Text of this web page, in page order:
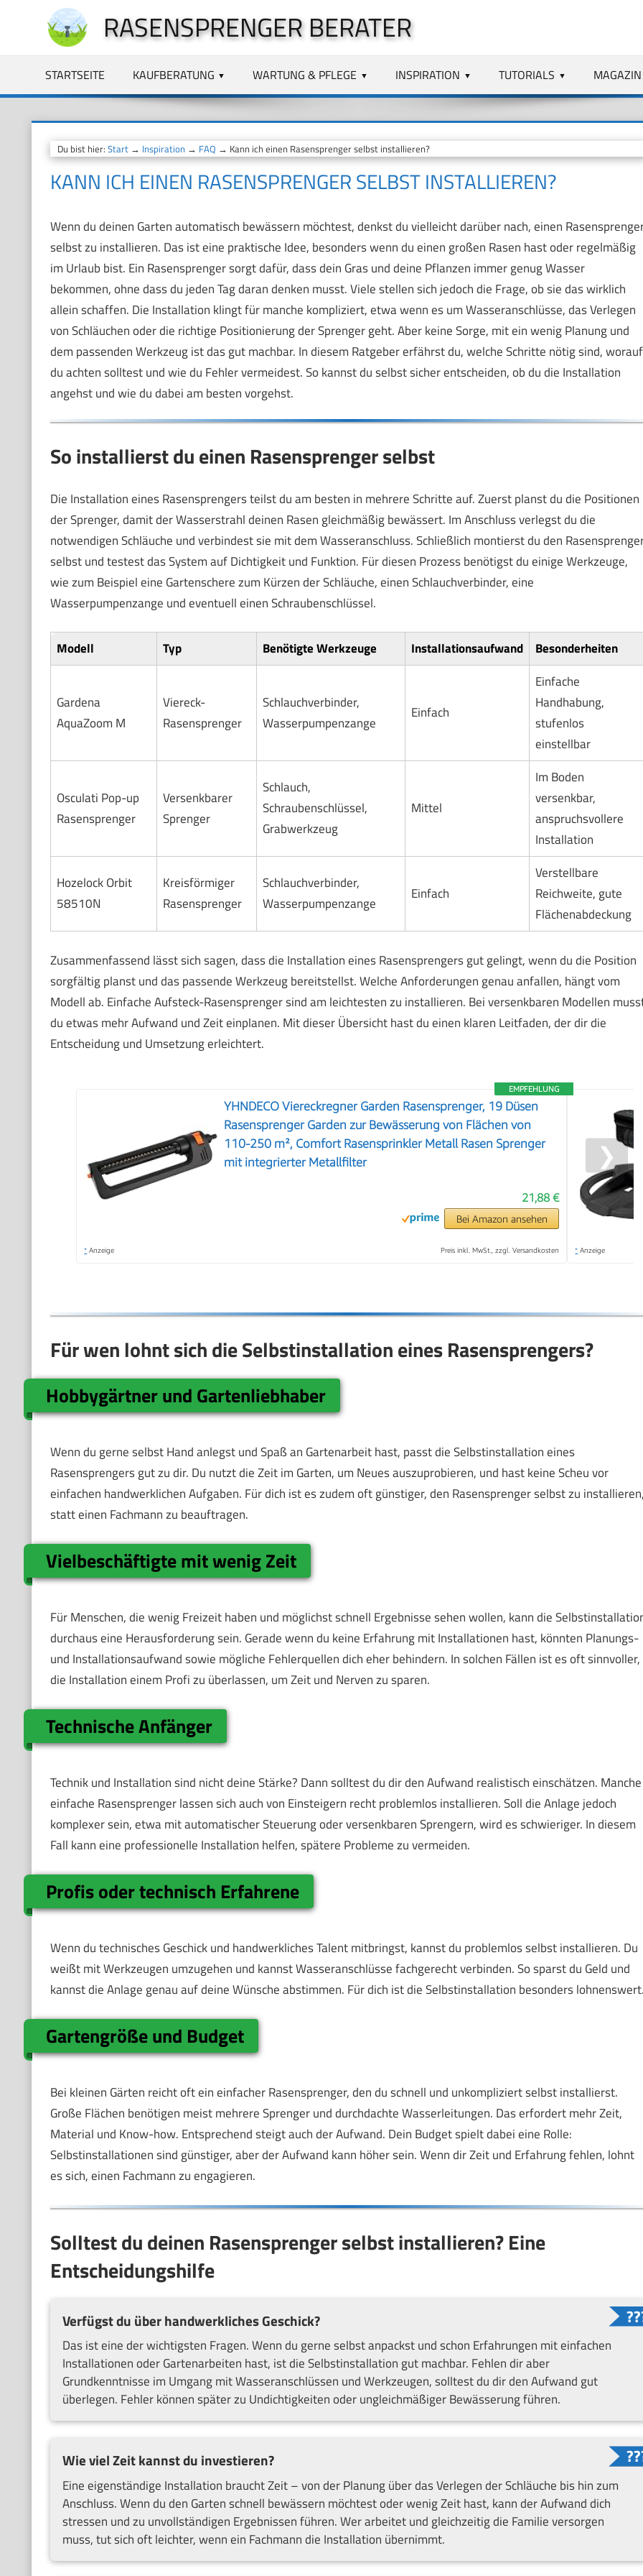
springen
RASENSPRENGER BERATER
STARTSEITE KAUFBERATUNG WARTUNG & PFLEGE INSPIRATION TUTORIALS MAGAZIN
Du bist hier: Start→ Inspiration→ FAQ → Kann ich einen Rasensprenger selbst installieren?
KANN ICH EINEN RASENSPRENGER SELBST INSTALLIEREN?
Wenn du deinen Garten automatisch bewässern möchtest, denkst du vielleicht darüber nach, einen
selbst zu installieren. Das ist eine praktische Idee, besonders wenn du einen großen Rasen hast oder regelmäßig
im Urlaub bist. Ein Rasensprenger sorgt dafür, dass dein Gras und deine Pflanzen immer genug Wasser
bekommen, ohne dass du jeden Tag daran denken musst. Viele stellen sich jedoch die Frage, ob sie das wirklich
allein schaffen. Die Installation klingt für manche kompliziert, etwa wenn es um Wasseranschlüsse, das Verlegen
von Schläuchen oder die richtige Positionierung der Sprenger geht. Aber keine Sorge, mit ein wenig Planung und
dem passenden Werkzeug ist das gut machbar. In diesem Ratgeber erfährst du, welche Schritte nötig sind, worauf
du achten solltest und wie du Fehler vermeidest. So kannst du selbst sicher entscheiden, ob du die Installation
angehst und wie du dabei am besten vorgehst.
So installierst du einen Rasensprenger selbst
Die Installation eines Rasensprengers teilst du am besten in mehrere Schritte auf. Zuerst planst du die Positionen
der Sprenger, damit der Wasserstrahl deinen Rasen gleichmäßig bewässert. Im Anschluss verlegst du die
notwendigen Schläuche und verbindest sie mit dem Wasseranschluss. Schließlich montierst du den
selbst und testest das System auf Dichtigkeit und Funktion. Für diesen Prozess benötigst du einige Werkzeuge,
wie zum Beispiel eine Gartenschere zum Kürzen der Schläuche, einen Schlauchverbinder, eine
Wasserpumpenzange und eventuell einen Schraubenschlüssel.
Modell Typ Benötigte Werkzeuge Installationsaufwand Besonderheiten
Gardena
AquaZoom M
Viereck-
Rasensprenger
Schlauchverbinder,
Wasserpumpenzange
Einfach
Einfache
Handhabung,
stufenlos
einstellbar
Osculati Pop-up
Rasensprenger
Versenkbarer
Sprenger
Schlauch,
Schraubenschlüssel,
Grabwerkzeug
Mittel
Im Boden
versenkbar,
anspruchsvollere
Installation
Hozelock Orbit
58510N
Kreisförmiger
Rasensprenger
Schlauchverbinder,
Wasserpumpenzange
Einfach
Verstellbare
Reichweite, gute
Flächenabdeckung
Zusammenfassend lässt sich sagen, dass die Installation eines Rasensprengers gut gelingt, wenn du die Position
sorgfältig planst und das passende Werkzeug bereitstellst. Welche Anforderungen genau anfallen, hängt vom
Modell ab. Einfache Aufsteck-Rasensprenger sind am leichtesten zu installieren. Bei versenkbaren Modellen
du etwas mehr Aufwand und Zeit einplanen. Mit dieser Übersicht hast du einen klaren Leitfaden, der dir die
Entscheidung und Umsetzung erleichtert.
EMPFEHLUNG
YHNDECO Viereckregner Garden Rasensprenger, 19 Düsen
Rasensprenger Garden zur Bewässerung von Flächen von
110-250 m², Comfort Rasensprinkler Metall Rasen Sprenger
mit integrierter Metallfilter
21,88 €
Bei Amazon ansehen
* Anzeige Preis inkl. MwSt., zzgl. Versandkosten * Anzeige
❯
Für wen lohnt sich die Selbstinstallation eines Rasensprengers?
Hobbygärtner und Gartenliebhaber
Wenn du gerne selbst Hand anlegst und Spaß an Gartenarbeit hast, passt die Selbstinstallation eines
Rasensprengers gut zu dir. Du nutzt die Zeit im Garten, um Neues auszuprobieren, und hast keine Scheu vor
einfachen handwerklichen Aufgaben. Für dich ist es zudem oft günstiger, den Rasensprenger selbst zu
statt einen Fachmann zu beauftragen.
Vielbeschäftigte mit wenig Zeit
Für Menschen, die wenig Freizeit haben und möglichst schnell Ergebnisse sehen wollen, kann die
durchaus eine Herausforderung sein. Gerade wenn du keine Erfahrung mit Installationen hast, könnten Planungs-
und Installationsaufwand sowie mögliche Fehlerquellen dich eher behindern. In solchen Fällen ist es oft sinnvoller,
die Installation einem Profi zu überlassen, um Zeit und Nerven zu sparen.
Technische Anfänger
Technik und Installation sind nicht deine Stärke? Dann solltest du dir den Aufwand realistisch einschätzen. Manche
einfache Rasensprenger lassen sich auch von Einsteigern recht problemlos installieren. Soll die Anlage jedoch
komplexer sein, etwa mit automatischer Steuerung oder versenkbaren Sprengern, wird es schwieriger. In diesem
Fall kann eine professionelle Installation helfen, spätere Probleme zu vermeiden.
Profis oder technisch Erfahrene
Wenn du technisches Geschick und handwerkliches Talent mitbringst, kannst du problemlos selbst installieren. Du
weißt mit Werkzeugen umzugehen und kannst Wasseranschlüsse fachgerecht verbinden. So sparst du Geld und
kannst die Anlage genau auf deine Wünsche abstimmen. Für dich ist die Selbstinstallation besonders
Gartengröße und Budget
Bei kleinen Gärten reicht oft ein einfacher Rasensprenger, den du schnell und unkompliziert selbst installierst.
Große Flächen benötigen meist mehrere Sprenger und durchdachte Wasserleitungen. Das erfordert mehr Zeit,
Material und Know-how. Entsprechend steigt auch der Aufwand. Dein Budget spielt dabei eine Rolle:
Selbstinstallationen sind günstiger, aber der Aufwand kann höher sein. Wenn dir Zeit und Erfahrung fehlen, lohnt
es sich, einen Fachmann zu engagieren.
Solltest du deinen Rasensprenger selbst installieren? Eine
Entscheidungshilfe
Verfügst du über handwerkliches Geschick?
Das ist eine der wichtigsten Fragen. Wenn du gerne selbst anpackst und schon Erfahrungen mit einfachen
Installationen oder Gartenarbeiten hast, ist die Selbstinstallation gut machbar. Fehlen dir aber
Grundkenntnisse im Umgang mit Wasseranschlüssen und Werkzeugen, solltest du dir den Aufwand gut
überlegen. Fehler können später zu Undichtigkeiten oder ungleichmäßiger Bewässerung führen.
Wie viel Zeit kannst du investieren?
Eine eigenständige Installation braucht Zeit – von der Planung über das Verlegen der Schläuche bis hin zum
Anschluss. Wenn du den Garten schnell bewässern möchtest oder wenig Zeit hast, kann der Aufwand dich
stressen und zu unvollständigen Ergebnissen führen. Wer arbeitet und gleichzeitig die Familie versorgen
muss, tut sich oft leichter, wenn ein Fachmann die Installation übernimmt.